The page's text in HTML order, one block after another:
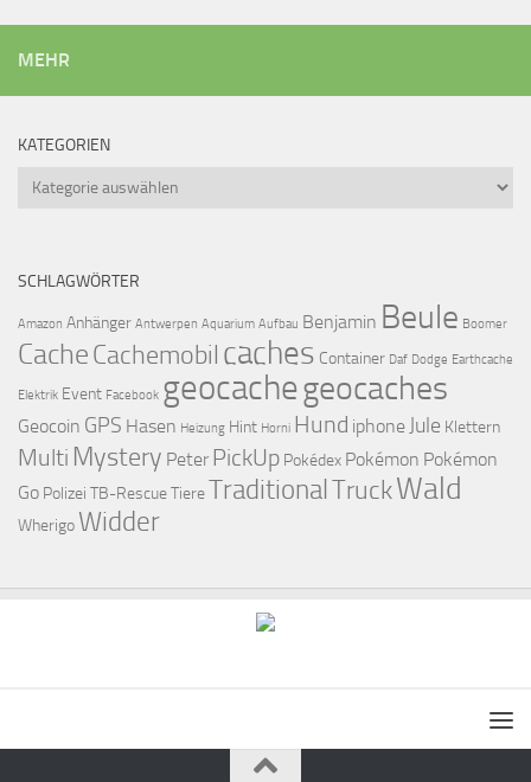
MEHR
KATEGORIEN
Kategorien
SCHLAGWÖRTER
Amazon Anhänger Antwerpen Aquarium Aufbau Benjamin Beule Boomer
CacheCachemobil caches Container Daf Dodge Earthcache
Elektrik Event Facebook geocachegeocaches
Geocoin GPS Hasen Heizung Hint Horni Hund iphone Jule Klettern
Multi Mystery Peter PickUp Pokédex Pokémon Pokémon
Go Polizei TB-RescueTiereTraditional TruckWald
Wherigo Widder